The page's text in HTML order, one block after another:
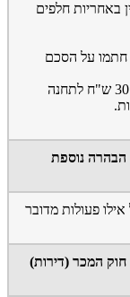
באחריות חלפים
חתמו על הסכם
דמי שרות מקובלים לשרות הינם בין : 80 ש"ח – 30 ש"ח לתחנה
הבהרה נוספת
פעולות מדובר
חוק המכר (דירות)